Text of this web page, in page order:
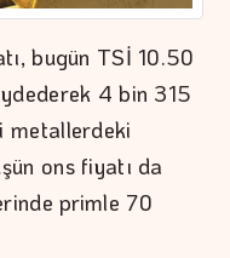
bugün TSİ 10.50
4 bin 315
metallerdeki
ons fiyatı da
primle 70